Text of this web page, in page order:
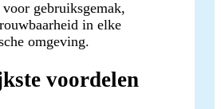
gebruiksgemak,
in elke
omgeving.
voordelen